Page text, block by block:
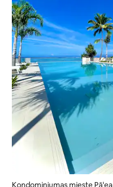
Kondominiumas mieste Pā'ea